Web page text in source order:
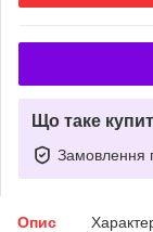
Що таке
Замовлення
Опис